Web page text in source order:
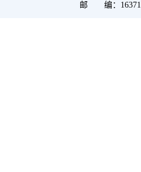
邮 编：